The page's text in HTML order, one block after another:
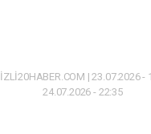
| 23.07.2026 -
24.07.2026 - 22:35